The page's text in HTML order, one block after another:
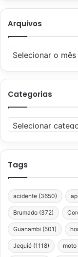
Arquivos
Arquivos
Categorias
Categorias
Tags
acidente (3650)
Brumado (372)
Guanambi (501)
Jequié (1118) moto